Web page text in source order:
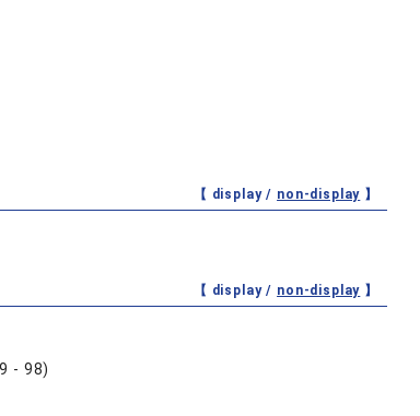
【 display / non-display 】
【 display / non-display 】
- 98)